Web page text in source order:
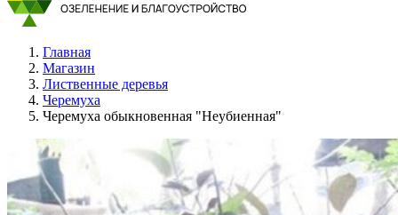
Главная
Магазин
Лиственные деревья
Черемуха
Черемуха обыкновенная "Неубиенная"